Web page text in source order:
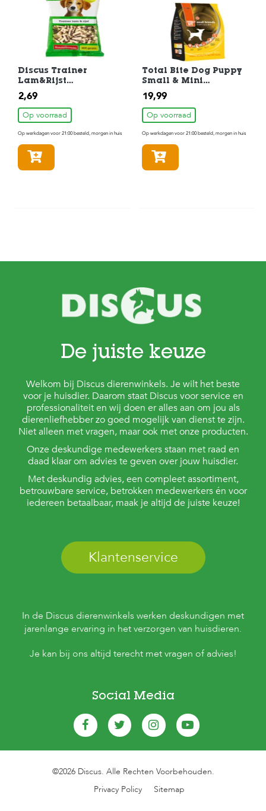
Discus Trainer
Lam&Rijst
Hondensnack 200gr
2,69
Op voorraad
Op werkdagen voor 21:00 besteld, morgen in huis
Total Bite Dog Puppy
Small & Mini
Hondenvoer 3 kg
19,99
Op voorraad
Op werkdagen voor 21:00 besteld, morgen in huis
De juiste keuze
Welkom bij Discus dierenwinkels. Je wilt het beste
voor je huisdier. Daarom staat Discus voor service en
professionaliteit en wij doen er alles aan om jou als
dierenliefhebber zo goed mogelijk van dienst te zijn.
Niet alleen met vragen, maar ook met onze producten.
Onze deskundige medewerkers staan met raad en
daad klaar om advies te geven over jouw huisdier.
Met deskundig advies, een compleet assortiment,
betrouwbare service, betrokken medewerkers én voor
iedereen betaalbaar, maak je altijd de juiste keuze!
Klantenservice
In de Discus dierenwinkels werken deskundigen met
jarenlange ervaring in het verzorgen van huisdieren.
Je kan bij ons altijd terecht met vragen of advies!
Social Media
©2026 Discus. Alle Rechten Voorbehouden.
Privacy Policy
Sitemap